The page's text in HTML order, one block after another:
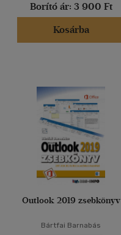
Borító ár: 3 900 Ft
Kosárba
Outlook 2019 zsebkönyv
Bártfai Barnabás